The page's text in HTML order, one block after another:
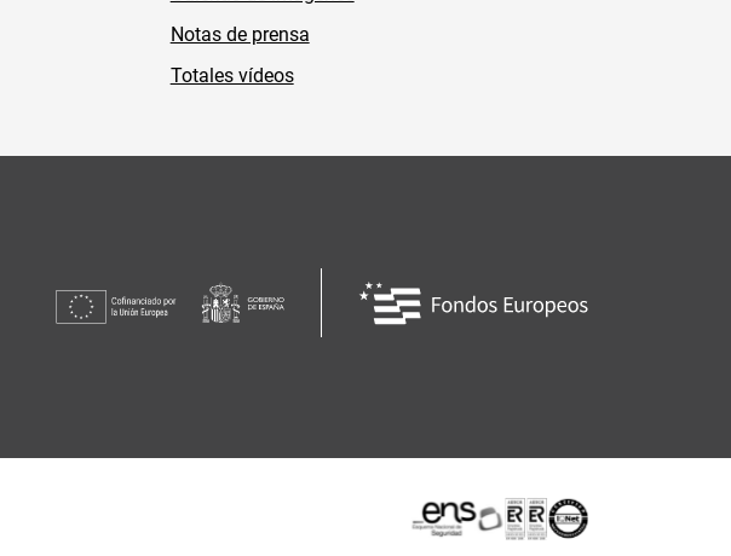
Notas de prensa
Totales vídeos
Certificaciones